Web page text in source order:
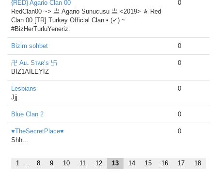
{RED} Agario Clan 00
RedClan00 ~> 亗 Agario Sunucusu 亗 <2019> ✯ Red
Clan 00 [TR] Turkey Official Clan • (✓) ~
#BizHerTurluYeneriz.
0
Bizim sohbet 0
卍 Aʟʟ Sᴛᴀʀ’s 卐
BİZ1AİLEYİZ
0
Lesbians
Jjj
0
Blue Clan 2 0
♥TheSecretPlace♥
Shh...
0
1 ... 8 9 10 11 12 13 14 15 16 17 18